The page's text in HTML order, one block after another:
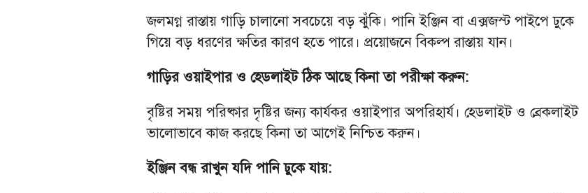
জলমগ্ন রাস্তায় গাড়ি চালানো সবচেয়ে বড় ঝুঁকি। পানি ইঞ্জিন বা এক্সজস্ট পাইপে ঢুকে
গিয়ে বড় ধরণের ক্ষতির কারণ হতে পারে। প্রয়োজনে বিকল্প রাস্তায় যান।
গাড়ির ওয়াইপার ও হেডলাইট ঠিক আছে কিনা তা পরীক্ষা করুন:
বৃষ্টির সময় পরিষ্কার দৃষ্টির জন্য কার্যকর ওয়াইপার অপরিহার্য। হেডলাইট ও ব্রেকলাইট
ভালোভাবে কাজ করছে কিনা তা আগেই নিশ্চিত করুন।
ইঞ্জিন বন্ধ রাখুন যদি পানি ঢুকে যায়: